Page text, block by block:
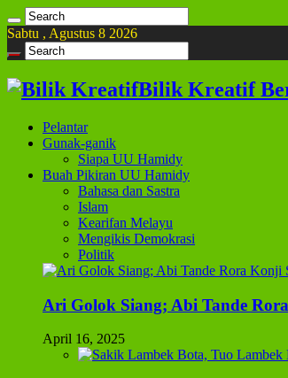
Sabtu , Agustus 8 2026
Bilik Kreatif
Pelantar
Gunak-ganik
Siapa UU Hamidy
Buah Pikiran UU Hamidy
Bahasa dan Sastra
Islam
Kearifan Melayu
Mengikis Demokrasi
Politik
Ari Golok Siang; Abi Tande
April 16, 2025